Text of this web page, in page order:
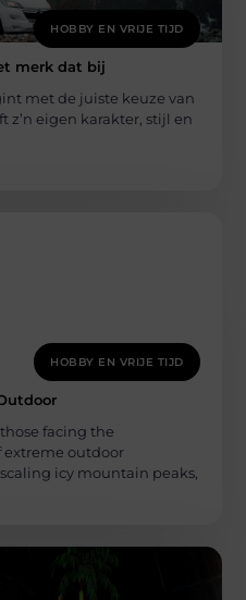
HOBBY EN VRIJE TIJD
merk dat bij
met de juiste keuze van
z’n eigen karakter, stijl en
HOBBY EN VRIJE TIJD
facing the
outdoor
icy mountain peaks,